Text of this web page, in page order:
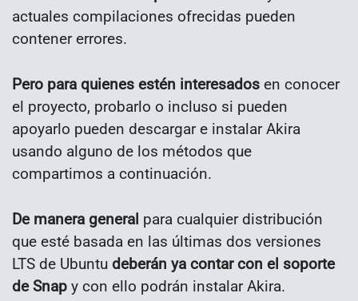
actuales compilaciones ofrecidas pueden
contener errores.
Pero para quienes estén interesados en conocer
el proyecto, probarlo o incluso si pueden
apoyarlo pueden descargar e instalar Akira
usando alguno de los métodos que
compartimos a continuación.
De manera general para cualquier distribución
que esté basada en las últimas dos versiones
LTS de Ubuntu deberán ya contar con el soporte
de Snap y con ello podrán instalar Akira.